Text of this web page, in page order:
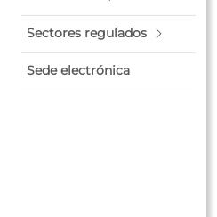
Sectores regulados
Sede electrónica